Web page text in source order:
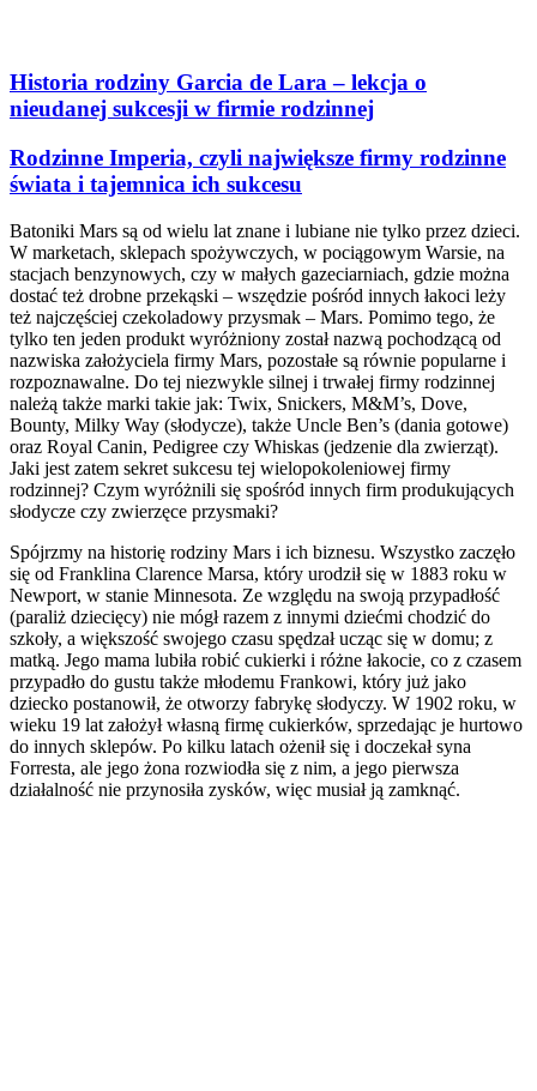
Historia rodziny Garcia de Lara – lekcja o
nieudanej sukcesji w firmie rodzinnej
Rodzinne Imperia, czyli największe firmy rodzinne
świata i tajemnica ich sukcesu
Batoniki Mars są od wielu lat znane i lubiane nie tylko przez dzieci.
W marketach, sklepach spożywczych, w pociągowym Warsie, na
stacjach benzynowych, czy w małych gazeciarniach, gdzie można
dostać też drobne przekąski – wszędzie pośród innych łakoci leży
też najczęściej czekoladowy przysmak – Mars. Pomimo tego, że
tylko ten jeden produkt wyróżniony został nazwą pochodzącą od
nazwiska założyciela firmy Mars, pozostałe są równie popularne i
rozpoznawalne. Do tej niezwykle silnej i trwałej firmy rodzinnej
należą także marki takie jak: Twix, Snickers, M&M’s, Dove,
Bounty, Milky Way (słodycze), także Uncle Ben’s (dania gotowe)
oraz Royal Canin, Pedigree czy Whiskas (jedzenie dla zwierząt).
Jaki jest zatem sekret sukcesu tej wielopokoleniowej firmy
rodzinnej? Czym wyróżnili się spośród innych firm produkujących
słodycze czy zwierzęce przysmaki?
Spójrzmy na historię rodziny Mars i ich biznesu. Wszystko zaczęło
się od Franklina Clarence Marsa, który urodził się w 1883 roku w
Newport, w stanie Minnesota. Ze względu na swoją przypadłość
(paraliż dziecięcy) nie mógł razem z innymi dziećmi chodzić do
szkoły, a większość swojego czasu spędzał ucząc się w domu; z
matką. Jego mama lubiła robić cukierki i różne łakocie, co z czasem
przypadło do gustu także młodemu Frankowi, który już jako
dziecko postanowił, że otworzy fabrykę słodyczy. W 1902 roku, w
wieku 19 lat założył własną firmę cukierków, sprzedając je hurtowo
do innych sklepów. Po kilku latach ożenił się i doczekał syna
Forresta, ale jego żona rozwiodła się z nim, a jego pierwsza
działalność nie przynosiła zysków, więc musiał ją zamknąć.